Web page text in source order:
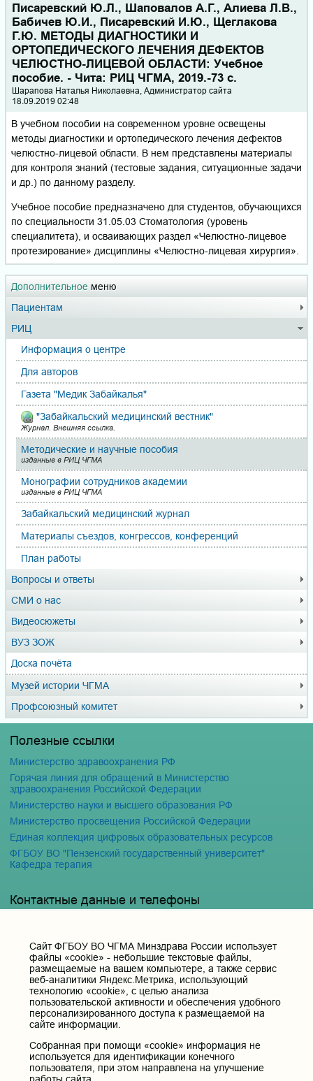
Дополнительное меню
Пациентам
РИЦ
Информация о центре
Для авторов
Газета "Медик Забайкалья"
"Забайкальский медицинский вестник"
Журнал. Внешняя ссылка.
Методические и научные пособия
изданные в РИЦ ЧГМА
Монографии сотрудников академии
изданные в РИЦ ЧГМА
Забайкальский медицинский журнал
Материалы съездов, кон­грес­сов, конференций
План работы
Вопросы и ответы
СМИ о нас
Видеосюжеты
ВУЗ ЗОЖ
Доска почёта
Музей истории ЧГМА
Профсоюзный комитет
Писаревский Ю.Л., Шаповалов А.Г., Алиева Л.В.,
Бабичев Ю.И., Писаревский И.Ю., Щеглакова
Г.Ю. МЕТОДЫ ДИАГНОСТИКИ И
ОРТОПЕДИЧЕСКОГО ЛЕЧЕНИЯ ДЕФЕКТОВ
ЧЕЛЮСТНО-ЛИЦЕВОЙ ОБЛАСТИ: Учебное
пособие. - Чита: РИЦ ЧГМА, 2019.-73 с.
Шарапова Наталья Николаевна, Администратор сайта
18.09.2019 02:48
В учебном пособии на современном уровне освещены
методы диагностики и ортопедического лечения дефектов
челюстно-лицевой области. В нем представлены материалы
для контроля знаний (тестовые задания, ситуационные задачи
и др.) по данному разделу.
Учебное пособие предназначено для студентов, обучающихся
по специальности 31.05.03 Стоматология (уровень
специалитета), и осваивающих раздел «Челюстно-лицевое
протезирование» дисциплины «Челюстно-лицевая хирургия».
Полезные ссылки
Министерство здравоохранения РФ
Горячая линия для обращений в Министерство
здравоохранения Российской Федерации
Министерство науки и высшего образования РФ
Министерство просвещения Российской Федерации
Единая коллекция цифровых образовательных ресурсов
ФГБОУ ВО "Пензенский государственный университет"
Кафедра терапия
Контактные данные и телефоны
государственная медицинская академия» Министерства
здравоохранения Российской Федерации
Юридический и фактический адрес:
672000, Российская Федерация, Забайкальский край, г. Чита, ул.
Горького, д. 39 «а».
Телефон приёмной ректора:
8 (3022) 35-43-24
Электронная почта:
pochta@chitgma.ru
Официальная группа «ВКонтакте»:
Cайт ФГБОУ ВО ЧГМА Минздрава России использует
файлы «cookie» - небольшие текстовые файлы,
размещаемые на вашем компьютере, а также сервис
веб-аналитики Яндекс.Метрика, использующий
технологию «cookie», с целью анализа
пользовательской активности и обеспечения удобного
персонализированного доступа к размещаемой на
сайте информации.
Собранная при помощи «cookie» информация не
используется для идентификации конечного
пользователя, при этом направлена на улучшение
работы сайта.